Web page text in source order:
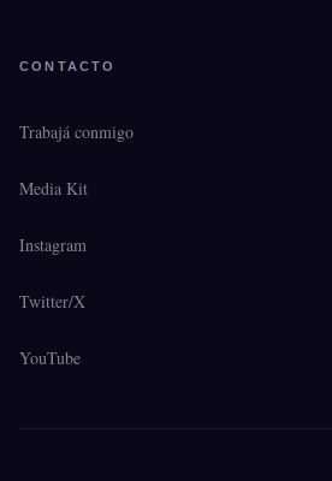
CONTACTO
Trabajá conmigo
Media Kit
Instagram
Twitter/X
YouTube